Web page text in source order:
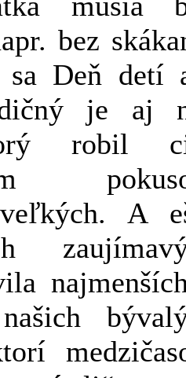
bez
Deň detí
je aj
robil
A